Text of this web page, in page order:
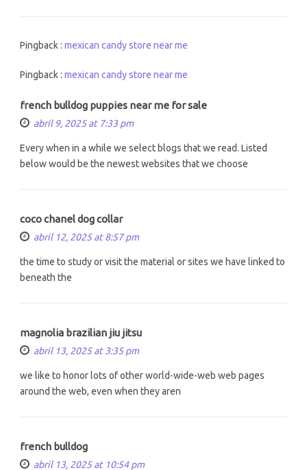
Pingback : mexican candy store near me
Pingback : mexican candy store near me
french bulldog puppies near me for sale
abril 9, 2025 at 7:33 pm
Every when in a while we select blogs that we read. Listed
below would be the newest websites that we choose
coco chanel dog collar
abril 12, 2025 at 8:57 pm
the time to study or visit the material or sites we have linked to
beneath the
magnolia brazilian jiu jitsu
abril 13, 2025 at 3:35 pm
we like to honor lots of other world-wide-web web pages
around the web, even when they aren
french bulldog
abril 13, 2025 at 10:54 pm